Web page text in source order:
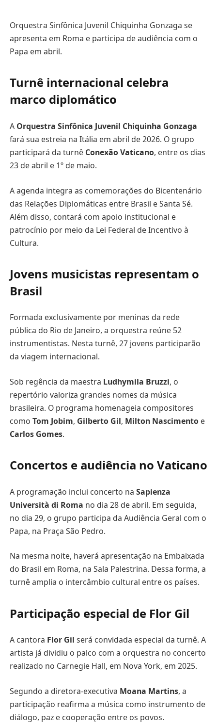
Orquestra Sinfônica Juvenil Chiquinha Gonzaga se
apresenta em Roma e participa de audiência com o
Papa em abril.
Turnê internacional celebra
marco diplomático
A Orquestra Sinfônica Juvenil Chiquinha Gonzaga
fará sua estreia na Itália em abril de 2026. O grupo
participará da turnê Conexão Vaticano, entre os dias
23 de abril e 1º de maio.
A agenda integra as comemorações do Bicentenário
das Relações Diplomáticas entre Brasil e Santa Sé.
Além disso, contará com apoio institucional e
patrocínio por meio da Lei Federal de Incentivo à
Cultura.
Jovens musicistas representam o
Brasil
Formada exclusivamente por meninas da rede
pública do Rio de Janeiro, a orquestra reúne 52
instrumentistas. Nesta turnê, 27 jovens participarão
da viagem internacional.
Sob regência da maestra Ludhymila Bruzzi, o
repertório valoriza grandes nomes da música
brasileira. O programa homenageia compositores
como Tom Jobim, Gilberto Gil, Milton Nascimento e
Carlos Gomes.
Concertos e audiência no Vaticano
A programação inclui concerto na Sapienza
Università di Roma no dia 28 de abril. Em seguida,
no dia 29, o grupo participa da Audiência Geral com o
Papa, na Praça São Pedro.
Na mesma noite, haverá apresentação na Embaixada
do Brasil em Roma, na Sala Palestrina. Dessa forma, a
turnê amplia o intercâmbio cultural entre os países.
Participação especial de Flor Gil
A cantora Flor Gil será convidada especial da turnê. A
artista já dividiu o palco com a orquestra no concerto
realizado no Carnegie Hall, em Nova York, em 2025.
Segundo a diretora-executiva Moana Martins, a
participação reafirma a música como instrumento de
diálogo, paz e cooperação entre os povos.